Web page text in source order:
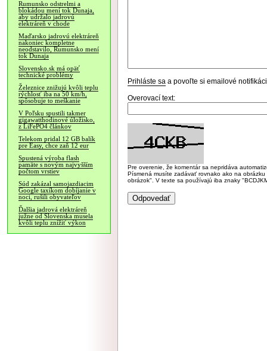
Rumunsko odstrelmi a
blokádou mení tok Dunaja,
aby udržalo jadrovú
elektráreň v chode
Maďarsko jadrovú elektráreň
nakoniec kompletne
neodstavilo, Rumunsko mení
tok Dunaja
Slovensko.sk má opäť
technické problémy
Železnice znižujú kvôli teplu
rýchlosť iba na 50 km/h,
spôsobuje to meškanie
V Poľsku spustili takmer
gigawatthodinové úložisko,
z LiFePO4 článkov
Telekom pridal 12 GB balík
pre Easy, chce zaň 12 eur
Spustená výroba flash
pamäte s novým najvyšším
počtom vrstiev
Súd zakázal samojazdiacim
Google taxíkom dobíjanie v
noci, rušili obyvateľov
Ďalšia jadrová elektráreň
južne od Slovenska musela
kvôli teplu znížiť výkon
Prihláste sa a povoľte si emailové
Overovací text:
Pre overenie, že komentár sa nepridáva
Písmená musíte zadávať rovnako ako na
obrázok". V texte sa používajú iba znaky